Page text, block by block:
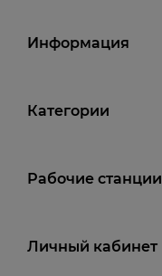
Информация
Категории
Рабочие станции
Личный кабинет